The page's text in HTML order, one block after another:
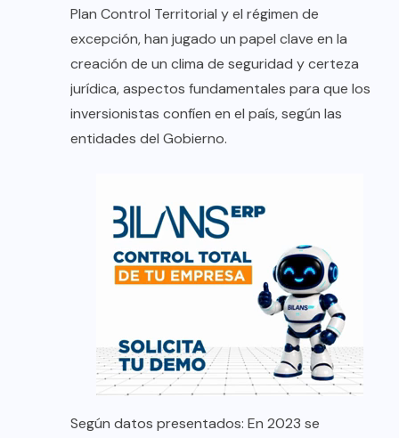
Plan Control Territorial y el régimen de
excepción, han jugado un papel clave en la
creación de un clima de seguridad y certeza
jurídica, aspectos fundamentales para que los
inversionistas confíen en el país, según las
entidades del Gobierno.
Según datos presentados: En 2023 se